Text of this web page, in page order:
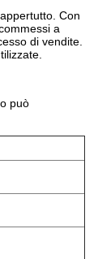
Con
a
di vendite.
può